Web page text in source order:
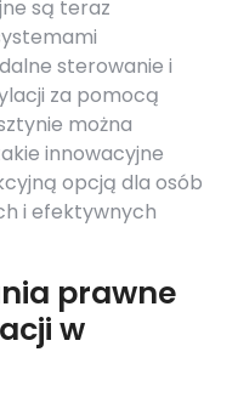
są teraz
sterowanie i
za pomocą
można
innowacyjne
opcją dla osób
i efektywnych
prawne
w